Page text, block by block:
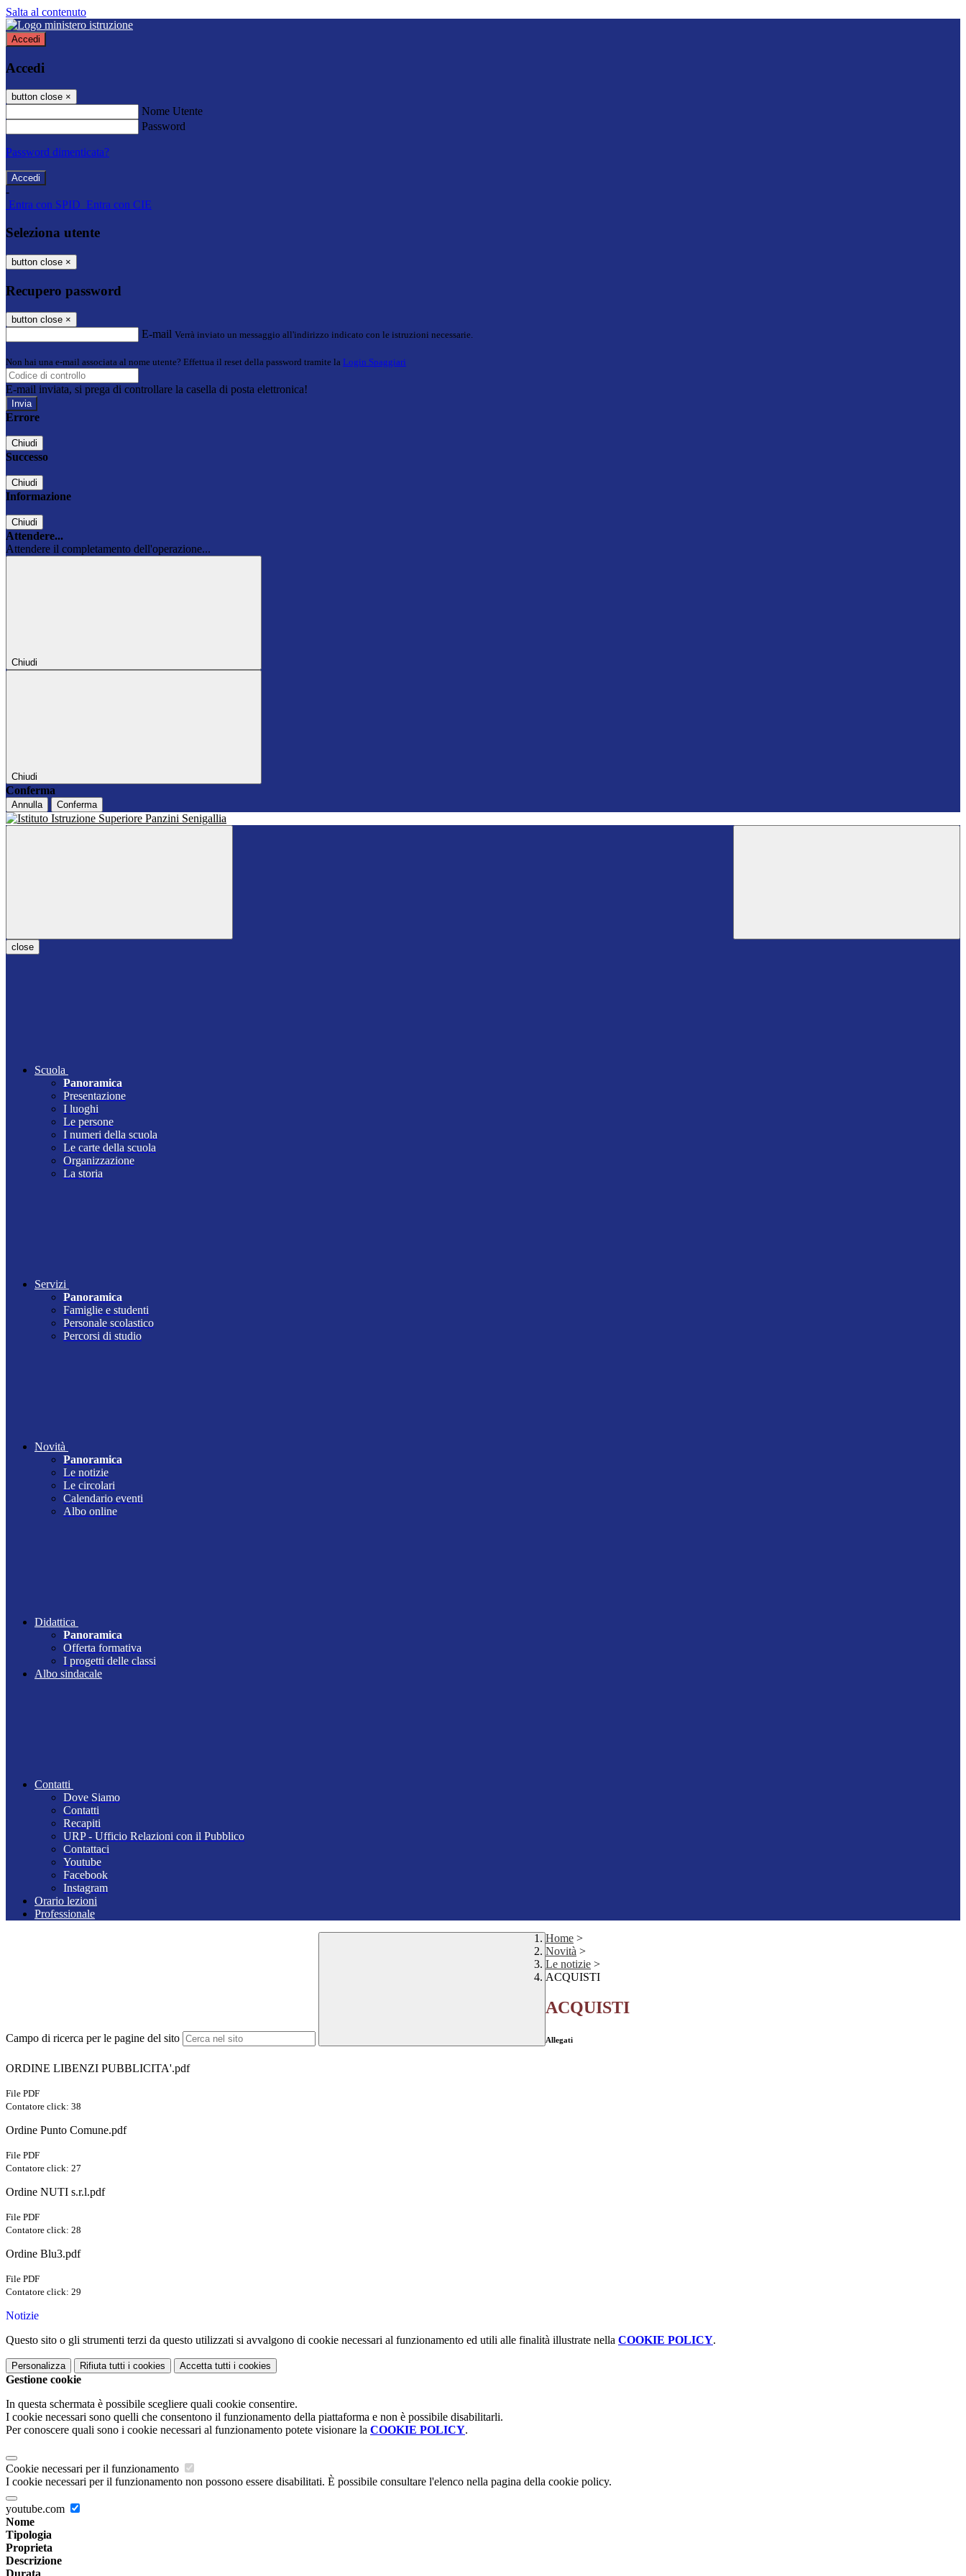
Salta al contenuto
Accedi
Accedi
button close ×
Nome Utente
Password
Password dimenticata?
-
Entra con SPID Entra con CIE
Seleziona utente
button close ×
Recupero password
button close ×
E-mail Verrà inviato un messaggio all'indirizzo indicato con le istruzioni necessarie.
Non hai una e-mail associata al nome utente? Effettua il reset della password tramite la Login Spaggiari
E-mail inviata, si prega di controllare la casella di posta elettronica!
Errore
Chiudi
Successo
Chiudi
Informazione
Chiudi
Attendere...
Attendere il completamento dell'operazione...
Chiudi
Chiudi
Conferma
Annulla Conferma
close
Scuola
Panoramica
Presentazione
I luoghi
Le persone
I numeri della scuola
Le carte della scuola
Organizzazione
La storia
Servizi
Panoramica
Famiglie e studenti
Personale scolastico
Percorsi di studio
Novità
Panoramica
Le notizie
Le circolari
Calendario eventi
Albo online
Didattica
Panoramica
Offerta formativa
I progetti delle classi
Albo sindacale
Contatti
Dove Siamo
Contatti
Recapiti
URP - Ufficio Relazioni con il Pubblico
Contattaci
Youtube
Facebook
Instagram
Orario lezioni
Professionale
Campo di ricerca per le pagine del sito
Home >
Novità >
Le notizie >
ACQUISTI
ACQUISTI
Allegati
ORDINE LIBENZI PUBBLICITA'.pdf
File PDF
Contatore click: 38
Ordine Punto Comune.pdf
File PDF
Contatore click: 27
Ordine NUTI s.r.l.pdf
File PDF
Contatore click: 28
Ordine Blu3.pdf
File PDF
Contatore click: 29
Notizie
Questo sito o gli strumenti terzi da questo utilizzati si avvalgono di cookie necessari al funzionamento ed utili alle finalità illustrate nella COOKIE POLICY.
Personalizza Rifiuta tutti i cookies Accetta tutti i cookies
Gestione cookie
In questa schermata è possibile scegliere quali cookie consentire.
I cookie necessari sono quelli che consentono il funzionamento della piattaforma e non è possibile disabilitarli.
Per conoscere quali sono i cookie necessari al funzionamento potete visionare la COOKIE POLICY.
Cookie necessari per il funzionamento
I cookie necessari per il funzionamento non possono essere disabilitati. È possibile consultare l'elenco nella pagina della cookie policy.
youtube.com
Nome
Tipologia
Proprieta
Descrizione